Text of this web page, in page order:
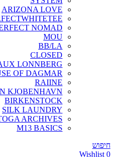
ARIZONA LOVE
NOMAD
MOU
BB/LA
CLOSED
LONNBERG
OF DAGMAR
RAIINE
KJOBENHAVN
BIRKENSTOCK
SILK LAUNDRY
ARCHIVES
M13 BASICS
חיפוש
0
Wishlist